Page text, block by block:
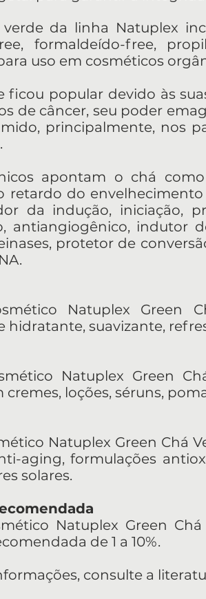
da linha Natuplex
formaldeído-free,
uso em cosméticos
ficou popular devido às
de câncer, seu poder
principalmente, nos
apontam o chá
retardo do
da indução, iniciação,
antiangiogênico, indutor
protetor de
Natuplex Green
hidratante, suavizante,
Natuplex Green
cremes, loções, séruns,
Natuplex Green Chá
aging, formulações
solares.
Natuplex Green
de 1 a 10%.
consulte a